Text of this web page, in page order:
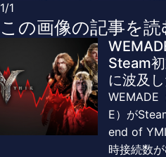
1/1
この画像の記事を読
Steam
に波及
WEMADE
E）が
end of
時接続数